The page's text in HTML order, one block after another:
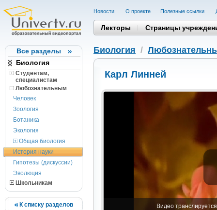
Все разделы
Биология
Студентам,
cпециалистам
Любознательным
Человек
Зоология
Ботаника
Экология
Общая биология
История науки
Гипотезы (дискуссии)
Эволюция
Школьникам
К списку разделов
Новости О проекте Полезные cсылки
Лекторы Страницы
Биология /
Карл Линней
Видео